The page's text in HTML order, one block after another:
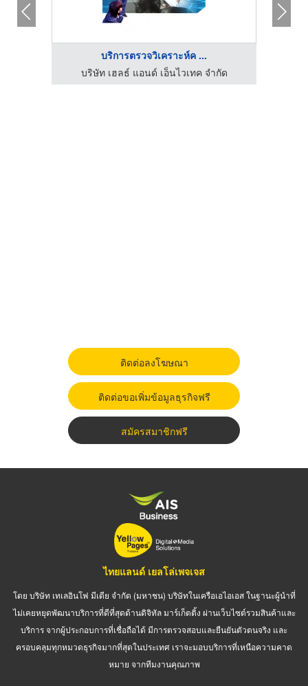
บริการตรวจวิเคราะห์ค ...
บริษัท เฮลธ์ แอนด์ เอ็นไวเทค จำกัด
ติดต่อลงโฆษณา
ติดต่อขอเพิ่มข้อมูลธุรกิจฟรี
สมัครสมาชิกฟรี
ไทยแลนด์ เยลโล่เพจเจส
โดย บริษัท เทเลอินโฟ มีเดีย จำกัด (มหาชน) บริษัทในเครือเอไอเอส ในฐานะผู้นำที่
ไม่เคยหยุดพัฒนาบริการที่ดีที่สุดด้านดิจิทัล มาร์เก็ตติ้ง ผ่านเว็บไซต์รวมสินค้าและ
บริการ จากผู้ประกอบการที่เชื่อถือได้ มีการตรวจสอบและยืนยันตัวตนจริง และ
ครอบคลุมทุกหมวดธุรกิจมากที่สุดในประเทศ เราจะมอบบริการที่เหนือความคาด
หมาย จากทีมงานคุณภาพ